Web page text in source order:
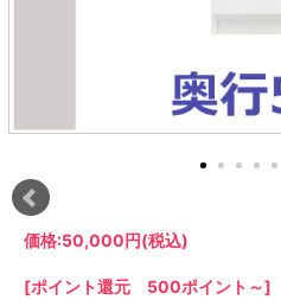
【FLEXY】組み合わせ自由なセミオ
ーダーシステムキッチンカウンター
隙間を無駄なく活用スリム
【Pots】鍋・フライパン収納
【LASCO】ハイタイプ
【LASCO】地震対策・上置きラック
キッチンの便利アイテム
価格:50,000円(税込)
[ポイント還元 500ポイント～]